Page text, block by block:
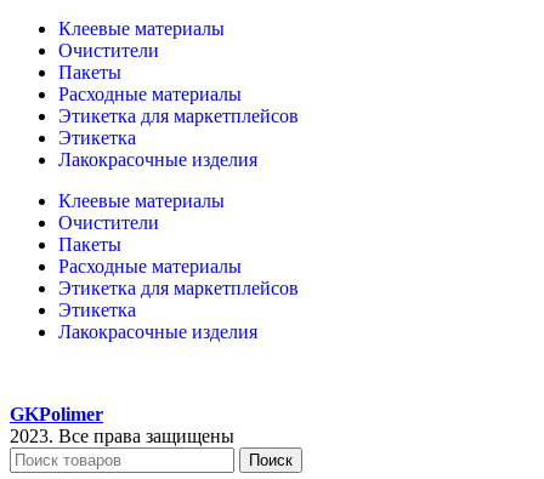
Клеевые материалы
Очистители
Пакеты
Расходные материалы
Этикетка для маркетплейсов
Этикетка
Лакокрасочные изделия
Клеевые материалы
Очистители
Пакеты
Расходные материалы
Этикетка для маркетплейсов
Этикетка
Лакокрасочные изделия
GKPolimer
2023. Все права защищены
Поиск